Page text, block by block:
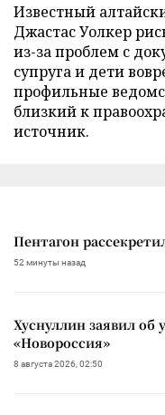
Известный
Джастас Уолкер
из-за проблем с
супруга и дети
профильные
близкий к
источник.
Пентагон
52 минуты назад
Хуснуллин заявил об
«Новороссия»
8 августа 2026, 02:50